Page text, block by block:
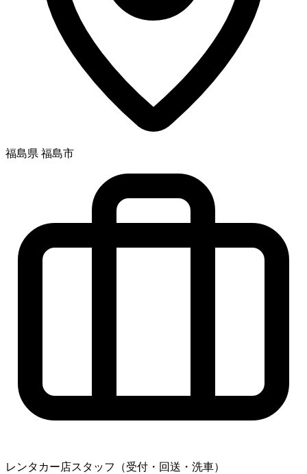
福島県 福島市
レンタカー店スタッフ（受付・回送・洗車）